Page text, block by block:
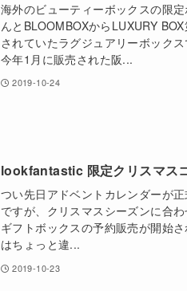
海外のビューティーボックスの限
んとBLOOMBOXからLUXURY
されていたラグジュアリーボック
今年1月に販売された阪...
2019-10-24
lookfantastic 限定クリスマス
つい先日アドベントカレンダーが
ですが、クリスマスシーズンに合
ギフトボックスの予約販売が開始
はちょっと違...
2019-10-23